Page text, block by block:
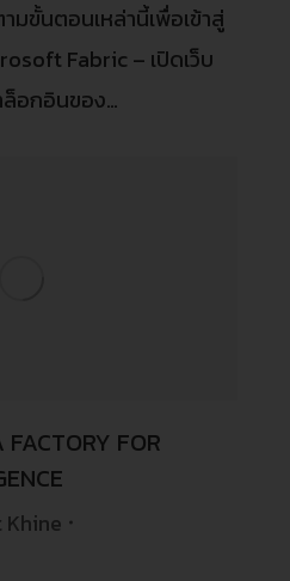
มขั้นตอนเหล่านี้เพื่อเข้าสู่
Fabric – เปิดเว็บ
ล็อกอินของ…
FACTORY FOR
Khine